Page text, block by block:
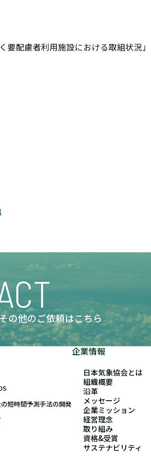
配慮者利用施設における取組状況」
の他のご依頼はこちら
短時間予測手法の開発
企業情報
日本気象協会とは
組織概要
沿革
メッセージ
企業ミッション
経営理念
取り組み
資格&受賞
サステナビリティ